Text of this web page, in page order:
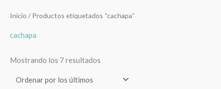
Inicio / Productos etiquetados “cachapa”
cachapa
Mostrando los 7 resultados
Ordenado
por